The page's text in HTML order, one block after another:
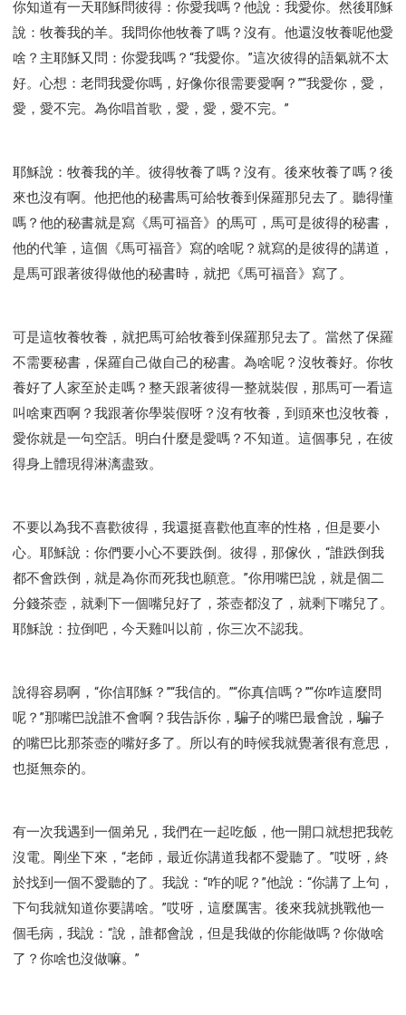
你知道有一天耶穌問彼得：你愛我嗎？他說：我愛你。然後耶穌
說：牧養我的羊。我問你他牧養了嗎？沒有。他還沒牧養呢他愛
啥？主耶穌又問：你愛我嗎？“我愛你。”這次彼得的語氣就不太
好。心想：老問我愛你嗎，好像你很需要愛啊？”“我愛你，愛，
愛，愛不完。為你唱首歌，愛，愛，愛不完。”
耶穌說：牧養我的羊。彼得牧養了嗎？沒有。後來牧養了嗎？後
來也沒有啊。他把他的秘書馬可給牧養到保羅那兒去了。聽得懂
嗎？他的秘書就是寫《馬可福音》的馬可，馬可是彼得的秘書，
他的代筆，這個《馬可福音》寫的啥呢？就寫的是彼得的講道，
是馬可跟著彼得做他的秘書時，就把《馬可福音》寫了。
可是這牧養牧養，就把馬可給牧養到保羅那兒去了。當然了保羅
不需要秘書，保羅自己做自己的秘書。為啥呢？沒牧養好。你牧
養好了人家至於走嗎？整天跟著彼得一整就裝假，那馬可一看這
叫啥東西啊？我跟著你學裝假呀？沒有牧養，到頭來也沒牧養，
愛你就是一句空話。明白什麼是愛嗎？不知道。這個事兒，在彼
得身上體現得淋漓盡致。
不要以為我不喜歡彼得，我還挺喜歡他直率的性格，但是要小
心。耶穌說：你們要小心不要跌倒。彼得，那傢伙，“誰跌倒我
都不會跌倒，就是為你而死我也願意。”你用嘴巴說，就是個二
分錢茶壺，就剩下一個嘴兒好了，茶壺都沒了，就剩下嘴兒了。
耶穌說：拉倒吧，今天雞叫以前，你三次不認我。
說得容易啊，“你信耶穌？”“我信的。”“你真信嗎？”“你咋這麼問
呢？”那嘴巴說誰不會啊？我告訴你，騙子的嘴巴最會說，騙子
的嘴巴比那茶壺的嘴好多了。所以有的時候我就覺著很有意思，
也挺無奈的。
有一次我遇到一個弟兄，我們在一起吃飯，他一開口就想把我乾
沒電。剛坐下來，“老師，最近你講道我都不愛聽了。”哎呀，終
於找到一個不愛聽的了。我說：“咋的呢？”他說：“你講了上句，
下句我就知道你要講啥。”哎呀，這麼厲害。後來我就挑戰他一
個毛病，我說：“說，誰都會說，但是我做的你能做嗎？你做啥
了？你啥也沒做嘛。”